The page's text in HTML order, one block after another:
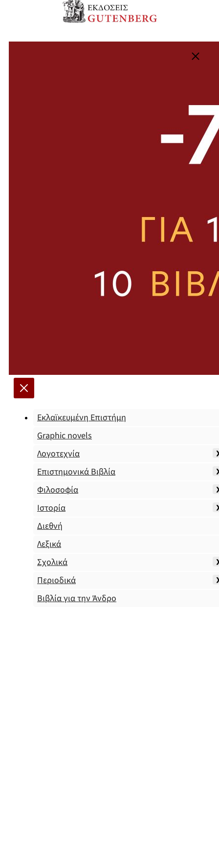
Εκλαϊκευμένη Επιστήμη
Graphic novels
Λογοτεχνία
Επιστημονικά Βιβλία
Φιλοσοφία
Ιστορία
Διεθνή
Λεξικά
Σχολικά
Περιοδικά
Βιβλία για την Άνδρο